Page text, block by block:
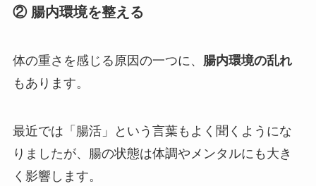
② 腸内環境を整える
体の重さを感じる原因の一つに、 腸内環境の乱れ
もあります。
最近では「腸活」という言葉もよく聞くようにな
りましたが、腸の状態は体調やメンタルにも大き
く影響します。